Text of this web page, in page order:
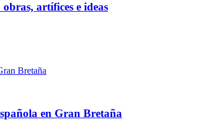
artífices e ideas
en Gran Bretaña